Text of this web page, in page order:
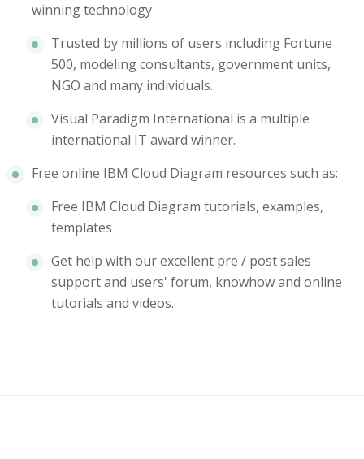
winning technology
Trusted by millions of users including Fortune
500, modeling consultants, government units,
NGO and many individuals.
Visual Paradigm International is a multiple
international IT award winner.
Free online IBM Cloud Diagram resources such as:
Free IBM Cloud Diagram tutorials, examples,
templates
Get help with our excellent pre / post sales
support and users' forum, knowhow and online
tutorials and videos.